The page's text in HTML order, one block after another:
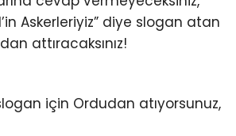
Askerleriyiz” diye slogan atan
attıracaksınız!
için Ordudan atıyorsunuz,